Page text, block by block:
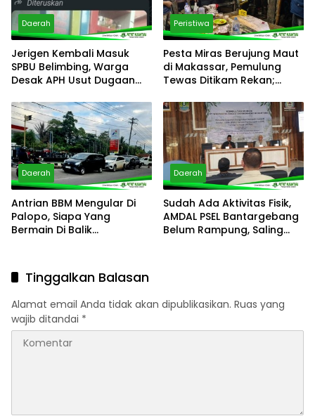
Daerah
Jerigen Kembali Masuk
SPBU Belimbing, Warga
Desak APH Usut Dugaan
Peristiwa
Pesta Miras Berujung Maut
di Makassar, Pemulung
Tewas Ditikam Rekan;
Pelaku
Daerah
Antrian BBM Mengular Di
Palopo, Siapa Yang
Bermain Di Balik
Daerah
Sudah Ada Aktivitas Fisik,
AMDAL PSEL Bantargebang
Belum Rampung, Saling
Tinggalkan Balasan
Alamat email Anda tidak akan dipublikasikan. Ruas yang
wajib ditandai *